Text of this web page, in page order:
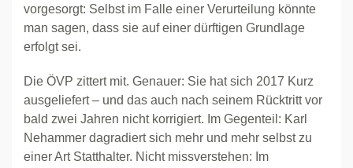
vorgesorgt: Selbst im Falle einer Verurteilung könnte
man sagen, dass sie auf einer dürftigen Grundlage
erfolgt sei.
Die ÖVP zittert mit. Genauer: Sie hat sich 2017 Kurz
ausgeliefert – und das auch nach seinem Rücktritt vor
bald zwei Jahren nicht korrigiert. Im Gegenteil: Karl
Nehammer dagradiert sich mehr und mehr selbst zu
einer Art Statthalter. Nicht missverstehen: Im